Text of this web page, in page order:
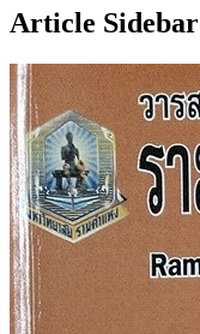
Article Sidebar